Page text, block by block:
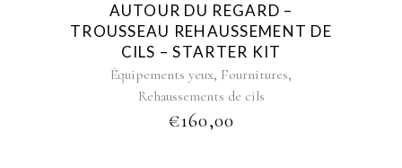
AUTOUR DU REGARD –
TROUSSEAU REHAUSSEMENT DE
CILS – STARTER KIT
Équipements yeux, Fournitures,
Rehaussements de cils
€160,00